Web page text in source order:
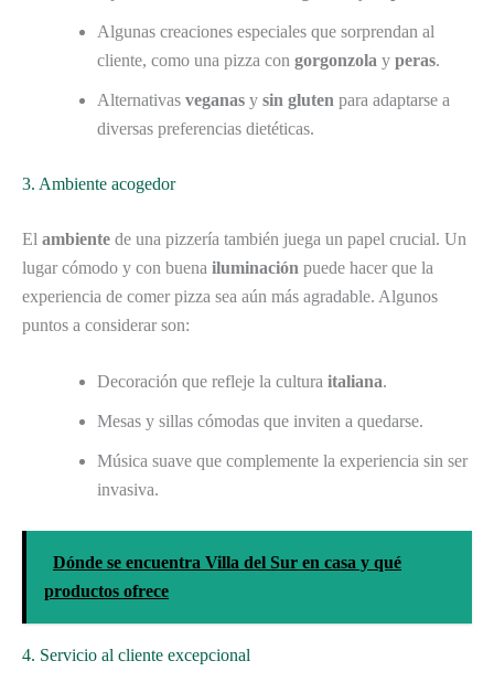
Algunas creaciones especiales que sorprendan al
cliente, como una pizza con gorgonzola y peras.
Alternativas veganas y sin gluten para adaptarse a
diversas preferencias dietéticas.
3. Ambiente acogedor
El ambiente de una pizzería también juega un papel crucial. Un
lugar cómodo y con buena iluminación puede hacer que la
experiencia de comer pizza sea aún más agradable. Algunos
puntos a considerar son:
Decoración que refleje la cultura italiana.
Mesas y sillas cómodas que inviten a quedarse.
Música suave que complemente la experiencia sin ser
invasiva.
Dónde se encuentra Villa del Sur en casa y qué
productos ofrece
4. Servicio al cliente excepcional